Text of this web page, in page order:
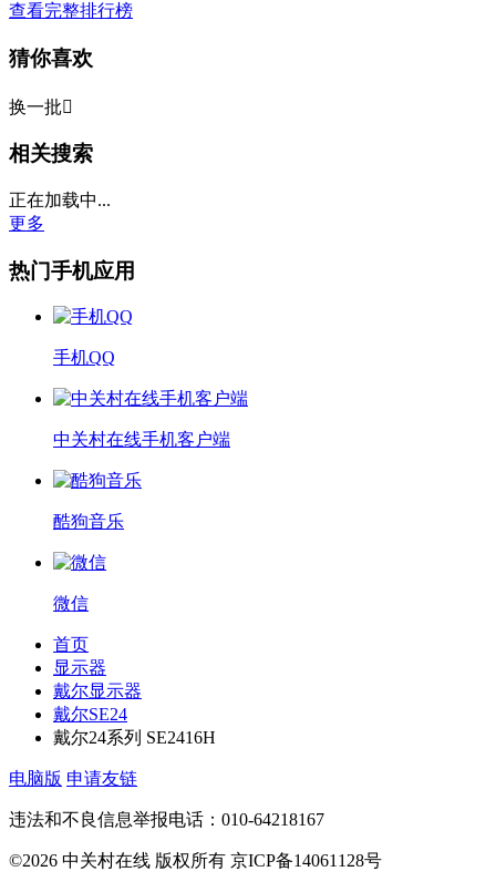
查看完整排行榜
猜你喜欢
换一批
相关搜索
正在加载中...
更多
热门手机应用
手机QQ
中关村在线手机客户端
酷狗音乐
微信
首页
显示器
戴尔显示器
戴尔SE24
戴尔24系列 SE2416H
电脑版 申请友链
违法和不良信息举报电话：010-64218167
©2026 中关村在线 版权所有 京ICP备14061128号